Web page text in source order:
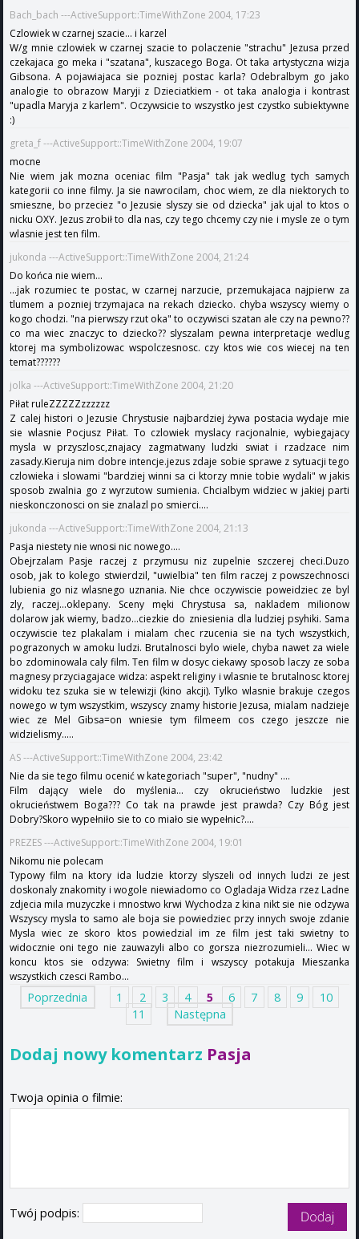
Bach_bach ---ActiveSupport::TimeWithZone 2004, 17:23
Czlowiek w czarnej szacie... i karzel
W/g mnie czlowiek w czarnej szacie to polaczenie "strachu" Jezusa przed
czekajaca go meka i "szatana", kuszacego Boga. Ot taka artystyczna wizja
Gibsona. A pojawiajaca sie pozniej postac karla? Odebralbym go jako
analogie to obrazow Maryji z Dzieciatkiem - ot taka analogia i kontrast
"upadla Maryja z karlem". Oczywsicie to wszystko jest czystko subiektywne
:)
greta_f ---ActiveSupport::TimeWithZone 2004, 19:07
mocne
Nie wiem jak mozna oceniac film "Pasja" tak jak wedlug tych samych
kategorii co inne filmy. Ja sie nawrocilam, choc wiem, ze dla niektorych to
smieszne, bo przeciez "o Jezusie slyszy sie od dziecka" jak ujal to ktos o
nicku OXY. Jezus zrobił to dla nas, czy tego chcemy czy nie i mysle ze o tym
wlasnie jest ten film.
jukonda ---ActiveSupport::TimeWithZone 2004, 21:24
Do końca nie wiem...
...jak rozumiec te postac, w czarnej narzucie, przemukajaca najpierw za
tlumem a pozniej trzymajaca na rekach dziecko. chyba wszyscy wiemy o
kogo chodzi. "na pierwszy rzut oka" to oczywisci szatan ale czy na pewno??
co ma wiec znaczyc to dziecko?? slyszalam pewna interpretacje wedlug
ktorej ma symbolizowac wspolczesnosc. czy ktos wie cos wiecej na ten
temat??????
jolka ---ActiveSupport::TimeWithZone 2004, 21:20
Piłat ruleZZZZZzzzzzz
Z calej histori o Jezusie Chrystusie najbardziej żywa postacia wydaje mie
sie wlasnie Pocjusz Piłat. To czlowiek myslacy racjonalnie, wybiegajacy
mysla w przyszlosc,znajacy zagmatwany ludzki swiat i rzadzace nim
zasady.Kieruja nim dobre intencje.jezus zdaje sobie sprawe z sytuacji tego
czlowieka i slowami "bardziej winni sa ci ktorzy mnie tobie wydali" w jakis
sposob zwalnia go z wyrzutow sumienia. Chcialbym widziec w jakiej parti
nieskonczonosci on sie znalazl po smierci....
jukonda ---ActiveSupport::TimeWithZone 2004, 21:13
Pasja niestety nie wnosi nic nowego....
Obejrzalam Pasje raczej z przymusu niz zupelnie szczerej checi.Duzo
osob, jak to kolego stwierdzil, "uwielbia" ten film raczej z powszechnosci
lubienia go niz wlasnego uznania. Nie chce oczywiscie poweidziec ze byl
zly, raczej...oklepany. Sceny męki Chrystusa sa, nakladem milionow
dolarow jak wiemy, badzo...ciezkie do zniesienia dla ludziej psyhiki. Sama
oczywiscie tez plakalam i mialam chec rzucenia sie na tych wszystkich,
pograzonych w amoku ludzi. Brutalnosci bylo wiele, chyba nawet za wiele
bo zdominowala caly film. Ten film w dosyc ciekawy sposob laczy ze soba
magnesy przyciagajace widza: aspekt religiny i wlasnie te brutalnosc ktorej
widoku tez szuka sie w telewizji (kino akcji). Tylko wlasnie brakuje czegos
nowego w tym wszystkim, wszyscy znamy historie Jezusa, mialam nadzieje
wiec ze Mel Gibsa=on wniesie tym filmeem cos czego jeszcze nie
widzielismy.....
AS ---ActiveSupport::TimeWithZone 2004, 23:42
Nie da sie tego filmu ocenić w kategoriach "super", "nudny" ....
Film dający wiele do myślenia... czy okrucieństwo ludzkie jest
okrucieństwem Boga??? Co tak na prawde jest prawda? Czy Bóg jest
Dobry?Skoro wypełniło sie to co miało sie wypełnic?....
PREZES ---ActiveSupport::TimeWithZone 2004, 19:01
Nikomu nie polecam
Typowy film na ktory ida ludzie ktorzy slyszeli od innych ludzi ze jest
doskonaly znakomity i wogole niewiadomo co Ogladaja Widza rzez Ladne
zdjecia mila muzyczke i mnostwo krwi Wychodza z kina nikt sie nie odzywa
Wszyscy mysla to samo ale boja sie powiedziec przy innych swoje zdanie
Mysla wiec ze skoro ktos powiedzial im ze film jest taki swietny to
widocznie oni tego nie zauwazyli albo co gorsza niezrozumieli... Wiec w
koncu ktos sie odzywa: Swietny film i wszyscy potakuja Mieszanka
wszystkich czesci Rambo...
Poprzednia 1 2 3 4 5 6 7 8 9
10
11
Następna
Dodaj nowy komentarz Pasja
Twoja opinia o filmie:
Twój podpis: